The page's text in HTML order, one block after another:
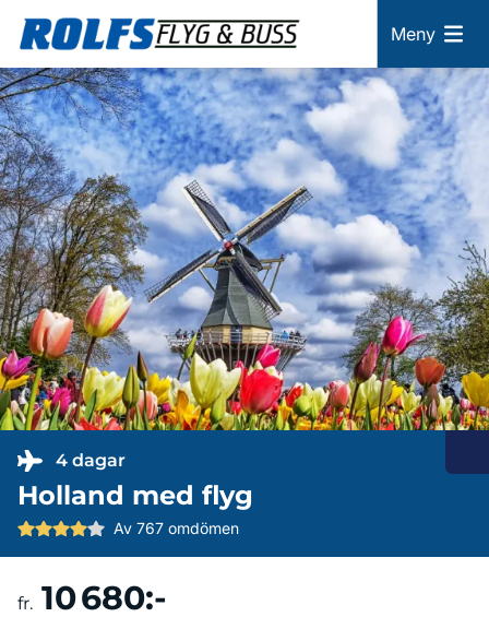
Meny
4 dagar
Holland med flyg
Av 767 omdömen
fr. 10 680:-